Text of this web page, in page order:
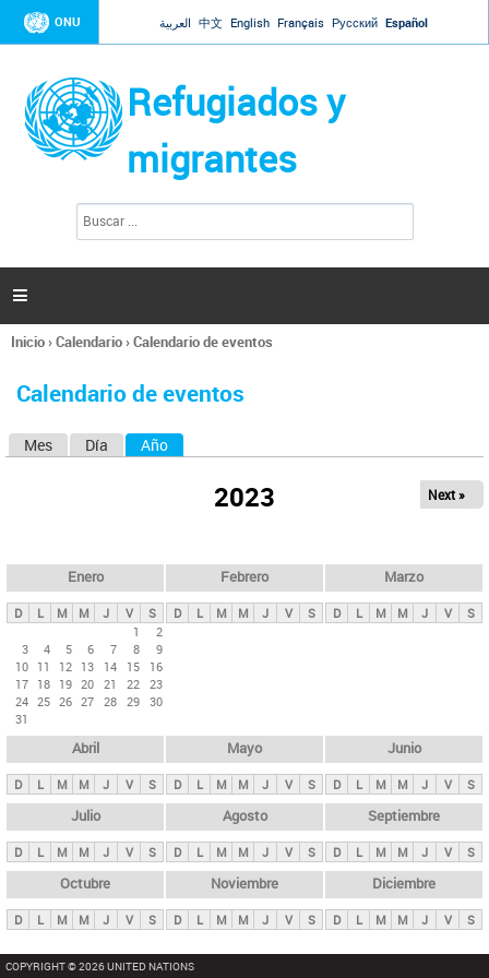
Jump to navigation
ONU العربية 中文 English Français Русский Español
Refugiados y
migrantes
l
d
s

Se
usted
Inicio›Calendario›Calendario de eventos
Calendario de eventos
s
p
n
c
i
p
l
e
s
Mes Día Año
2023 Next »
Enero
D L M M J V
S
1
2
3
4 5 6 7 8
9
10 11 12 13 14 15
16
17 18 19 20 21 22 23
24 25 26 27 28 29 30
31
Febrero
D L M M J V S
Marzo
D L M M J V S
Abril
D L M M J V S
Mayo
D L M M J V S
Junio
D L M M J V S
Julio
D L M M J V S
Agosto
D L M M J V S
Septiembre
D L M M J V S
Octubre
D L M M J V S
Noviembre
D L M M J V S
Diciembre
D L M M J V S
COPYRIGHT © 2026 UNITED NATIONS